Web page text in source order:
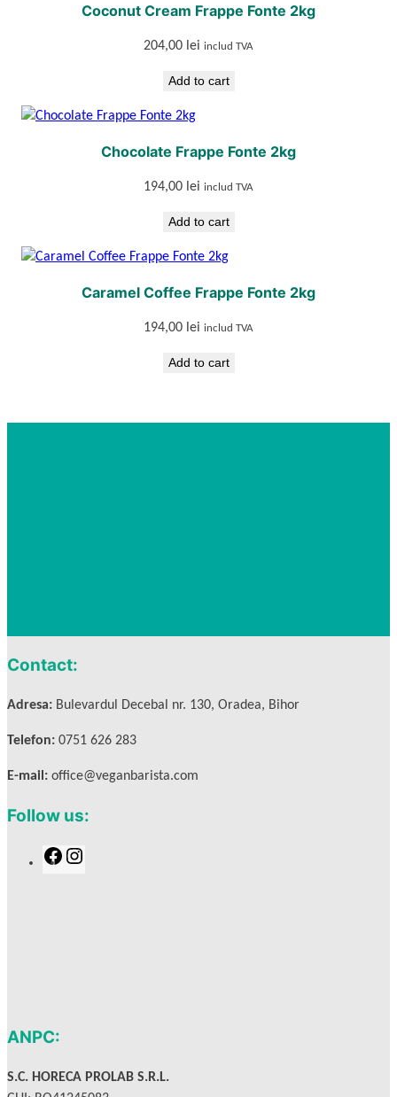
Coconut Cream Frappe Fonte 2kg
204,00 lei includ TVA
Add to cart
Chocolate Frappe Fonte 2kg
194,00 lei includ TVA
Add to cart
Caramel Coffee Frappe Fonte 2kg
194,00 lei includ TVA
Add to cart
Contact:
Adresa: Bulevardul Decebal nr. 130, Oradea, Bihor
Telefon: 0751 626 283
E-mail: office@veganbarista.com
Follow us:
F
ANPC:
S.C. HORECA PROLAB S.R.L.